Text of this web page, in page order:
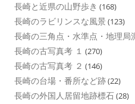
長崎と近県の山野歩き (168)
長崎のラビリンスな風景 (123)
長崎の三角点・水準点・地理局
長崎の古写真考 １ (270)
長崎の古写真考 ２ (146)
長崎の台場・番所など跡(22)
長崎の外国人居留地跡標石(28)